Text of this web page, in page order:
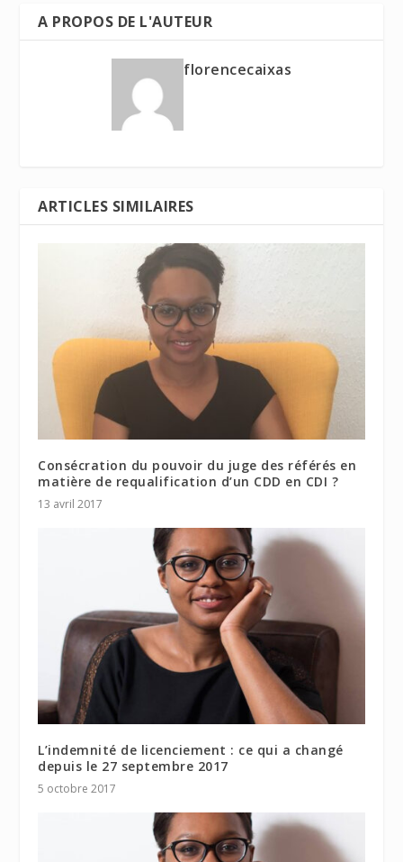
A PROPOS DE L'AUTEUR
florencecaixas
ARTICLES SIMILAIRES
Consécration du pouvoir du juge des référés en
matière de requalification d’un CDD en CDI ?
13 avril 2017
L’indemnité de licenciement : ce qui a changé
depuis le 27 septembre 2017
5 octobre 2017